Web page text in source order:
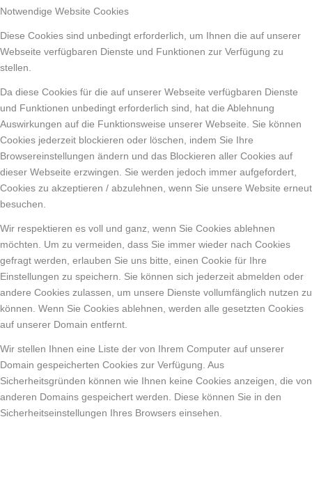
Notwendige Website Cookies
Diese Cookies sind unbedingt erforderlich, um Ihnen die auf unserer
Webseite verfügbaren Dienste und Funktionen zur Verfügung zu
stellen.
Da diese Cookies für die auf unserer Webseite verfügbaren Dienste
und Funktionen unbedingt erforderlich sind, hat die Ablehnung
Auswirkungen auf die Funktionsweise unserer Webseite. Sie können
Cookies jederzeit blockieren oder löschen, indem Sie Ihre
Browsereinstellungen ändern und das Blockieren aller Cookies auf
dieser Webseite erzwingen. Sie werden jedoch immer aufgefordert,
Cookies zu akzeptieren / abzulehnen, wenn Sie unsere Website erneut
besuchen.
Wir respektieren es voll und ganz, wenn Sie Cookies ablehnen
möchten. Um zu vermeiden, dass Sie immer wieder nach Cookies
gefragt werden, erlauben Sie uns bitte, einen Cookie für Ihre
Einstellungen zu speichern. Sie können sich jederzeit abmelden oder
andere Cookies zulassen, um unsere Dienste vollumfänglich nutzen zu
können. Wenn Sie Cookies ablehnen, werden alle gesetzten Cookies
auf unserer Domain entfernt.
Wir stellen Ihnen eine Liste der von Ihrem Computer auf unserer
Domain gespeicherten Cookies zur Verfügung. Aus
Sicherheitsgründen können wie Ihnen keine Cookies anzeigen, die von
anderen Domains gespeichert werden. Diese können Sie in den
Sicherheitseinstellungen Ihres Browsers einsehen.